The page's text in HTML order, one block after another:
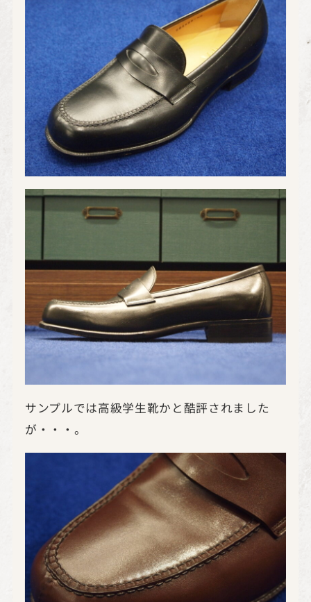
サンプルでは高級学生靴かと酷評されました
が・・・。